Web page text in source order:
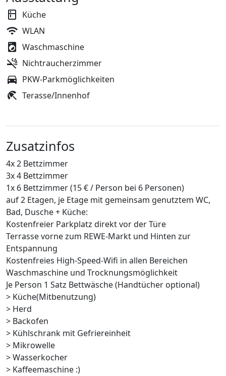
Küche
WLAN
Waschmaschine
Nichtraucherzimmer
PKW-Parkmöglichkeiten
Terasse/Innenhof
Zusatzinfos
4x 2 Bettzimmer
3x 4 Bettzimmer
1x 6 Bettzimmer (15 € / Person bei 6 Personen)
auf 2 Etagen, je Etage mit gemeinsam genutztem WC,
Bad, Dusche + Küche:
Kostenfreier Parkplatz direkt vor der Türe
Terrasse vorne zum REWE-Markt und Hinten zur
Entspannung
Kostenfreies High-Speed-Wifi in allen Bereichen
Waschmaschine und Trocknungsmöglichkeit
Je Person 1 Satz Bettwäsche (Handtücher optional)
> Küche(Mitbenutzung)
> Herd
> Backofen
> Kühlschrank mit Gefriereinheit
> Mikrowelle
> Wasserkocher
> Kaffeemaschine :)